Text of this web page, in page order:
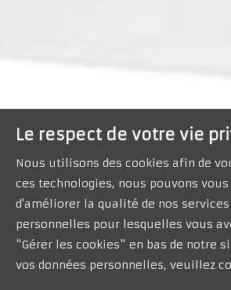
Le respect de votre vie
Nous utilisons des cookies afin de
ces technologies, nous pouvons
d'améliorer la qualité de nos
personnelles pour lesquelles vous
"Gérer les cookies" en bas de notre
vos données personnelles, veuillez